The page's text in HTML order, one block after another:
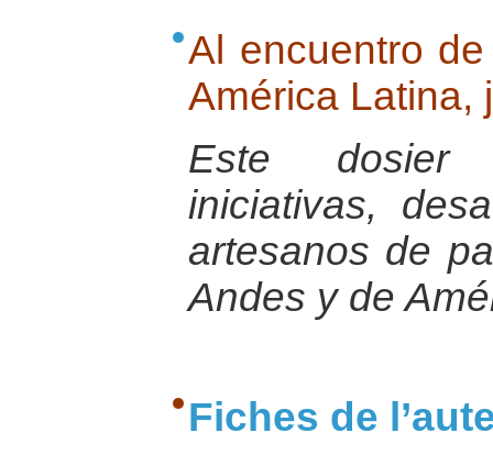
Al encuentro
América Latina,
Este dosier
iniciativas,
artesanos de
Andes y de
Fiches de